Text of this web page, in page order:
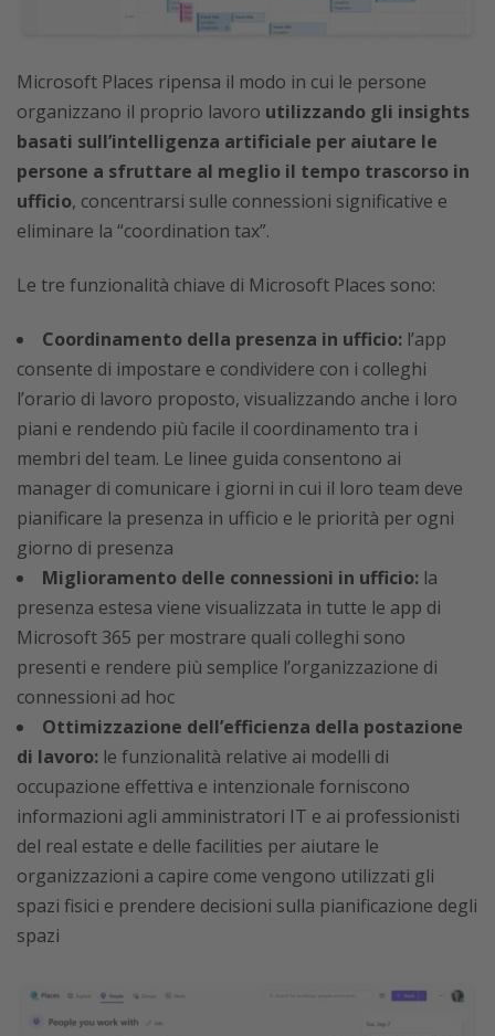
Microsoft Places ripensa il modo in cui le persone
organizzano il proprio lavoro utilizzando gli insights
basati sull’intelligenza artificiale per aiutare le
persone a sfruttare al meglio il tempo trascorso in
ufficio, concentrarsi sulle connessioni significative e
eliminare la “coordination tax”.
Le tre funzionalità chiave di Microsoft Places sono:
Coordinamento della presenza in ufficio: l’app
consente di impostare e condividere con i colleghi
l’orario di lavoro proposto, visualizzando anche i loro
piani e rendendo più facile il coordinamento tra i
membri del team. Le linee guida consentono ai
manager di comunicare i giorni in cui il loro team deve
pianificare la presenza in ufficio e le priorità per ogni
giorno di presenza
Miglioramento delle connessioni in ufficio: la
presenza estesa viene visualizzata in tutte le app di
Microsoft 365 per mostrare quali colleghi sono
presenti e rendere più semplice l’organizzazione di
connessioni ad hoc
Ottimizzazione dell’efficienza della postazione
di lavoro: le funzionalità relative ai modelli di
occupazione effettiva e intenzionale forniscono
informazioni agli amministratori IT e ai professionisti
del real estate e delle facilities per aiutare le
organizzazioni a capire come vengono utilizzati gli
spazi fisici e prendere decisioni sulla pianificazione degli
spazi